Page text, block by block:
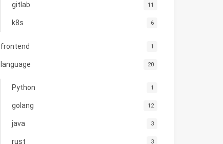
gitlab 11
k8s 6
frontend 1
language 20
Python 1
golang 12
java 3
rust 3